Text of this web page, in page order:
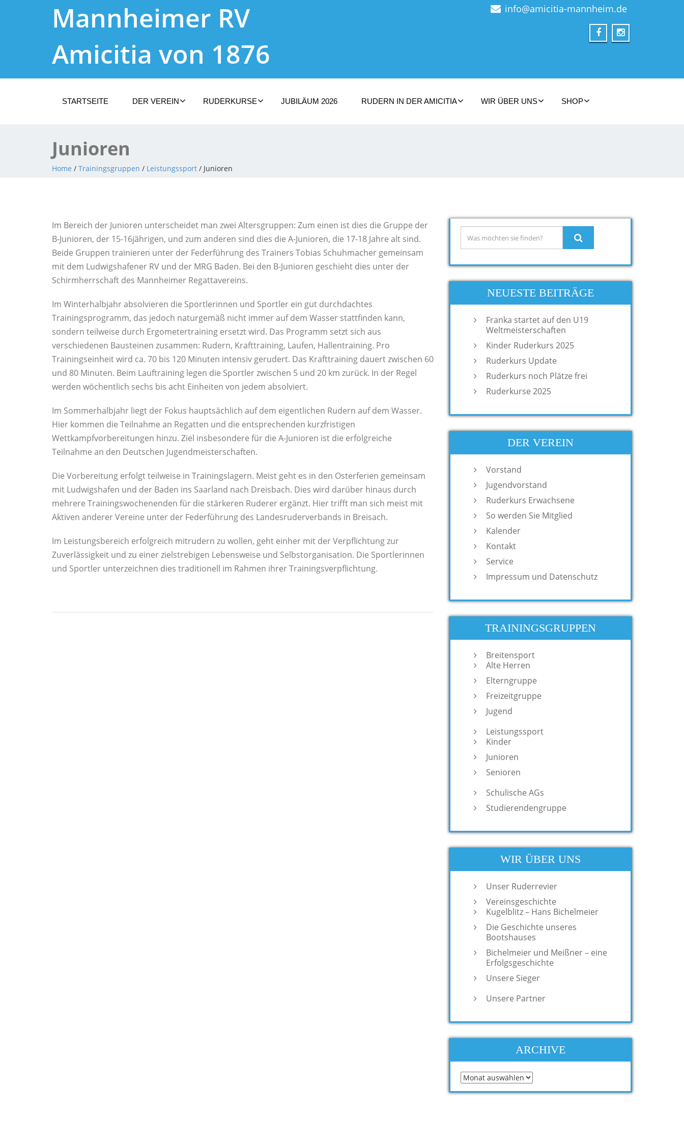
Mannheimer RV
Amicitia von 1876
info@amicitia-mannheim.de
STARTSEITE DER VEREIN RUDERKURSE JUBILÄUM 2026 RUDERN IN DER AMICITIA WIR ÜBER UNS SHOP
Junioren
Home / Trainingsgruppen / Leistungssport / Junioren
Im Bereich der Junioren unterscheidet man zwei Altersgruppen: Zum einen ist dies die Gruppe der
B-Junioren, der 15-16jährigen, und zum anderen sind dies die A-Junioren, die 17-18 Jahre alt sind.
Beide Gruppen trainieren unter der Federführung des Trainers Tobias Schuhmacher gemeinsam
mit dem Ludwigshafener RV und der MRG Baden. Bei den B-Junioren geschieht dies unter der
Schirmherrschaft des Mannheimer Regattavereins.
Im Winterhalbjahr absolvieren die Sportlerinnen und Sportler ein gut durchdachtes
Trainingsprogramm, das jedoch naturgemäß nicht immer auf dem Wasser stattfinden kann,
sondern teilweise durch Ergometertraining ersetzt wird. Das Programm setzt sich aus
verschiedenen Bausteinen zusammen: Rudern, Krafttraining, Laufen, Hallentraining. Pro
Trainingseinheit wird ca. 70 bis 120 Minuten intensiv gerudert. Das Krafttraining dauert zwischen 60
und 80 Minuten. Beim Lauftraining legen die Sportler zwischen 5 und 20 km zurück. In der Regel
werden wöchentlich sechs bis acht Einheiten von jedem absolviert.
Im Sommerhalbjahr liegt der Fokus hauptsächlich auf dem eigentlichen Rudern auf dem Wasser.
Hier kommen die Teilnahme an Regatten und die entsprechenden kurzfristigen
Wettkampfvorbereitungen hinzu. Ziel insbesondere für die A-Junioren ist die erfolgreiche
Teilnahme an den Deutschen Jugendmeisterschaften.
Die Vorbereitung erfolgt teilweise in Trainingslagern. Meist geht es in den Osterferien gemeinsam
mit Ludwigshafen und der Baden ins Saarland nach Dreisbach. Dies wird darüber hinaus durch
mehrere Trainingswochenenden für die stärkeren Ruderer ergänzt. Hier trifft man sich meist mit
Aktiven anderer Vereine unter der Federführung des Landesruderverbands in Breisach.
Im Leistungsbereich erfolgreich mitrudern zu wollen, geht einher mit der Verpflichtung zur
Zuverlässigkeit und zu einer zielstrebigen Lebensweise und Selbstorganisation. Die Sportlerinnen
und Sportler unterzeichnen dies traditionell im Rahmen ihrer Trainingsverpflichtung.
NEUESTE BEITRÄGE
Franka startet auf den U19
Weltmeisterschaften
Kinder Ruderkurs 2025
Ruderkurs Update
Ruderkurs noch Plätze frei
Ruderkurse 2025
DER VEREIN
Vorstand
Jugendvorstand
Ruderkurs Erwachsene
So werden Sie Mitglied
Kalender
Kontakt
Service
Impressum und Datenschutz
TRAININGSGRUPPEN
Breitensport
Alte Herren
Elterngruppe
Freizeitgruppe
Jugend
Leistungssport
Kinder
Junioren
Senioren
Schulische AGs
Studierendengruppe
WIR ÜBER UNS
Unser Ruderrevier
Vereinsgeschichte
Kugelblitz – Hans Bichelmeier
Die Geschichte unseres
Bootshauses
Bichelmeier und Meißner – eine
Erfolgsgeschichte
Unsere Sieger
Unsere Partner
ARCHIVE